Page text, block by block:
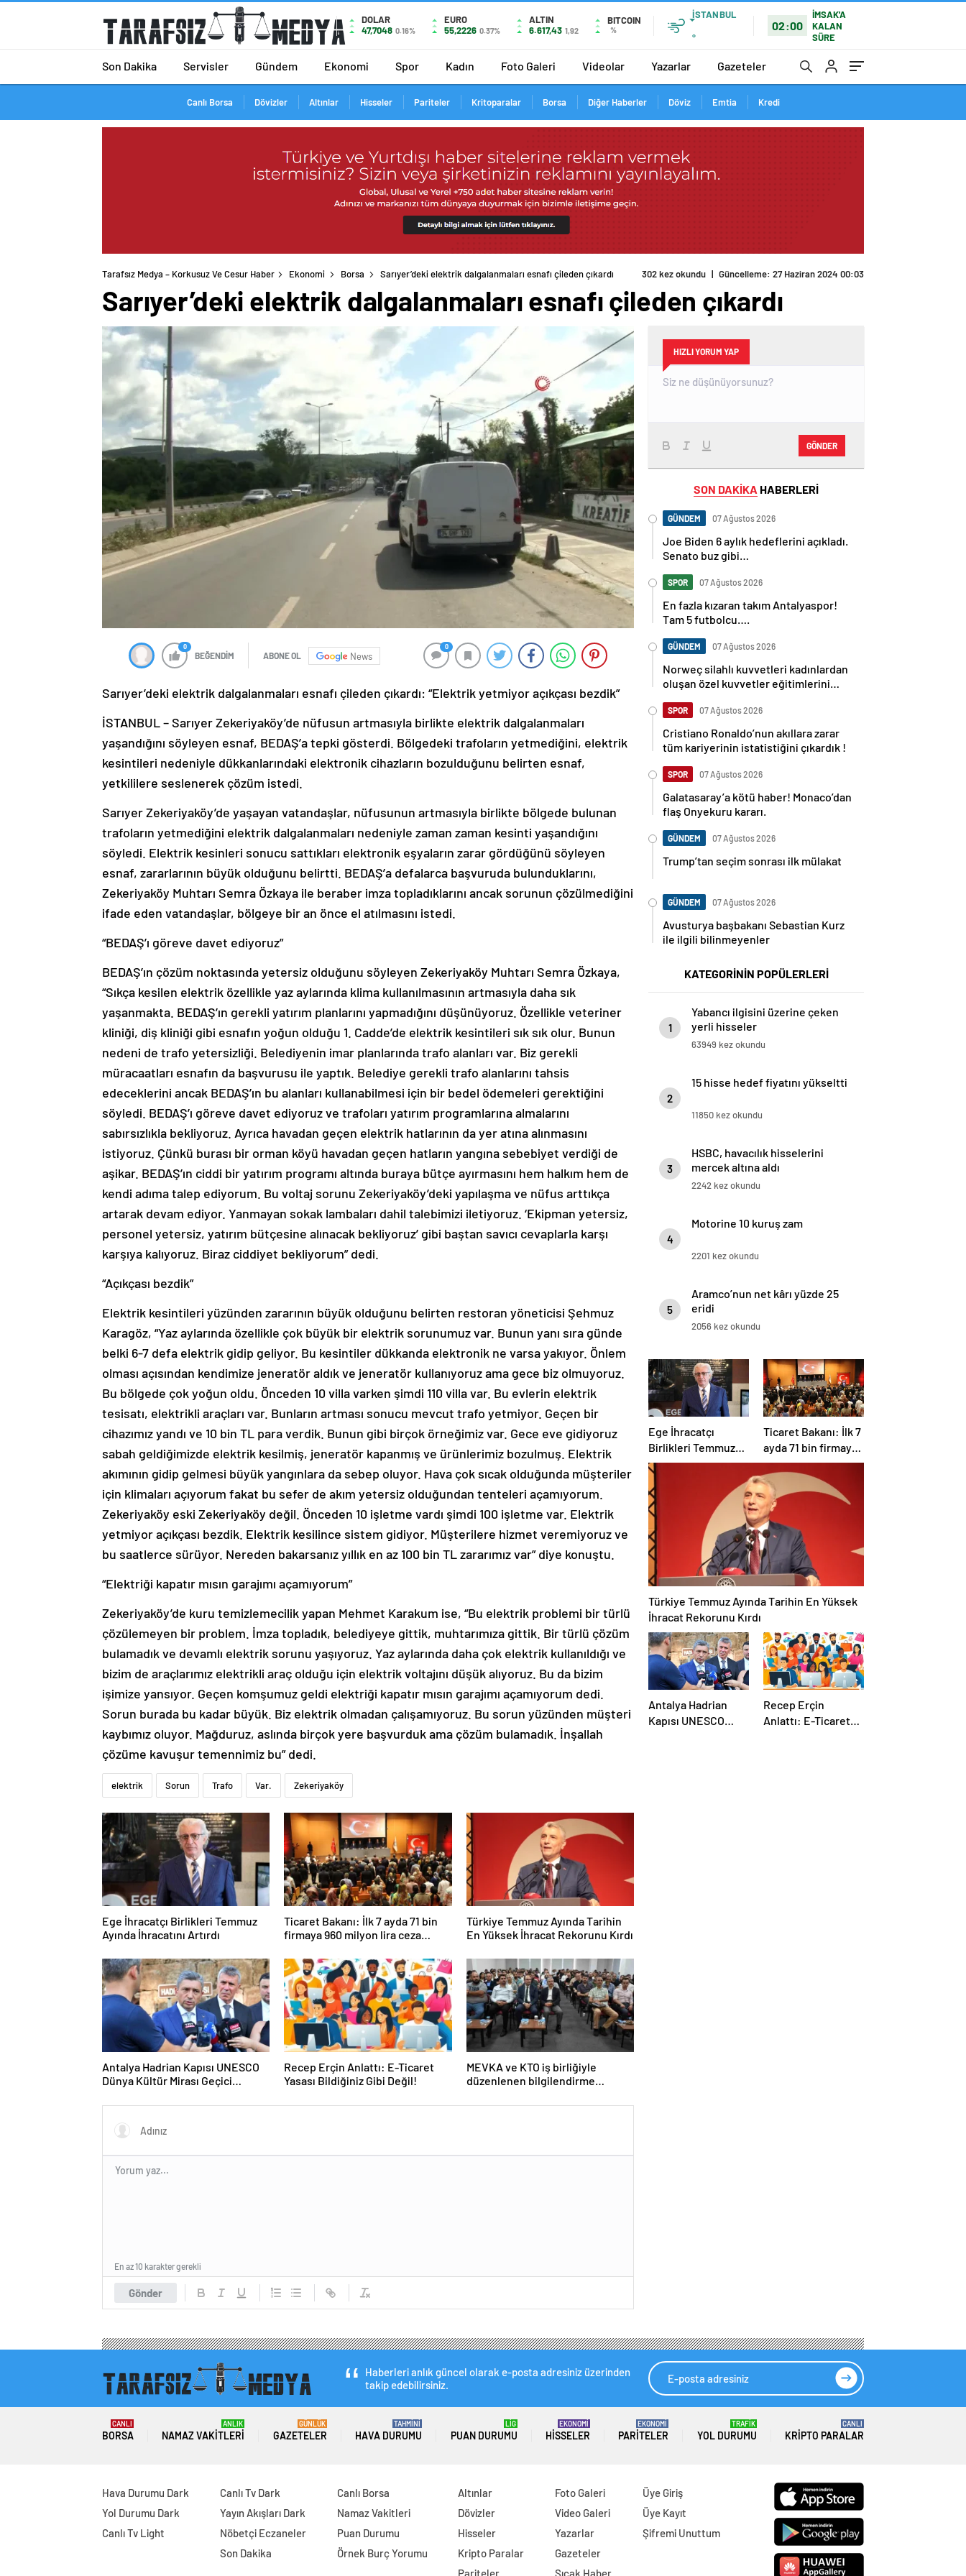
DOLAR
47,7048 0.16%
EURO
55,2226 0.37%
ALTIN
6.617,43 1,92
BITCOIN
%
İSTANBUL
°
02:00
İMSAK'A
KALAN
SÜRE
Son Dakika Servisler Gündem Ekonomi Spor Kadın Foto Galeri Videolar Yazarlar Gazeteler
Canlı Borsa Dövizler Altınlar Hisseler Pariteler Kritoparalar Borsa Diğer Haberler Döviz Emtia Kredi
Tarafsız Medya – Korkusuz Ve Cesur Haber Ekonomi Borsa Sarıyer’deki elektrik dalgalanmaları esnafı çileden çıkardı 302 kez okundu | Güncelleme: 27 Haziran 2024 00:03
Sarıyer’deki elektrik dalgalanmaları esnafı çileden çıkardı
0
BEĞENDİM ABONE OL News
0
Sarıyer’deki elektrik dalgalanmaları esnafı çileden çıkardı: “Elektrik yetmiyor açıkçası bezdik”
İSTANBUL – Sarıyer Zekeriyaköy’de nüfusun artmasıyla birlikte elektrik dalgalanmaları
yaşandığını söyleyen esnaf, BEDAŞ’a tepki gösterdi. Bölgedeki trafoların yetmediğini, elektrik
kesintileri nedeniyle dükkanlarındaki elektronik cihazların bozulduğunu belirten esnaf,
yetkililere seslenerek çözüm istedi.
Sarıyer Zekeriyaköy’de yaşayan vatandaşlar, nüfusunun artmasıyla birlikte bölgede bulunan
trafoların yetmediğini elektrik dalgalanmaları nedeniyle zaman zaman kesinti yaşandığını
söyledi. Elektrik kesinleri sonucu sattıkları elektronik eşyaların zarar gördüğünü söyleyen
esnaf, zararlarının büyük olduğunu belirtti. BEDAŞ’a defalarca başvuruda bulunduklarını,
Zekeriyaköy Muhtarı Semra Özkaya ile beraber imza topladıklarını ancak sorunun çözülmediğini
ifade eden vatandaşlar, bölgeye bir an önce el atılmasını istedi.
“BEDAŞ’ı göreve davet ediyoruz”
BEDAŞ’ın çözüm noktasında yetersiz olduğunu söyleyen Zekeriyaköy Muhtarı Semra Özkaya,
“Sıkça kesilen elektrik özellikle yaz aylarında klima kullanılmasının artmasıyla daha sık
yaşanmakta. BEDAŞ’ın gerekli yatırım planlarını yapmadığını düşünüyoruz. Özellikle veteriner
kliniği, diş kliniği gibi esnafın yoğun olduğu 1. Cadde’de elektrik kesintileri sık sık olur. Bunun
nedeni de trafo yetersizliği. Belediyenin imar planlarında trafo alanları var. Biz gerekli
müracaatları esnafın da başvurusu ile yaptık. Belediye gerekli trafo alanlarını tahsis
edeceklerini ancak BEDAŞ’ın bu alanları kullanabilmesi için bir bedel ödemeleri gerektiğini
söyledi. BEDAŞ’ı göreve davet ediyoruz ve trafoları yatırım programlarına almalarını
sabırsızlıkla bekliyoruz. Ayrıca havadan geçen elektrik hatlarının da yer atına alınmasını
istiyoruz. Çünkü burası bir orman köyü havadan geçen hatların yangına sebebiyet verdiği de
aşikar. BEDAŞ’ın ciddi bir yatırım programı altında buraya bütçe ayırmasını hem halkım hem de
kendi adıma talep ediyorum. Bu voltaj sorunu Zekeriyaköy’deki yapılaşma ve nüfus arttıkça
artarak devam ediyor. Yanmayan sokak lambaları dahil talebimizi iletiyoruz. ‘Ekipman yetersiz,
personel yetersiz, yatırım bütçesine alınacak bekliyoruz’ gibi baştan savıcı cevaplarla karşı
karşıya kalıyoruz. Biraz ciddiyet bekliyorum” dedi.
“Açıkçası bezdik”
Elektrik kesintileri yüzünden zararının büyük olduğunu belirten restoran yöneticisi Şehmuz
Karagöz, “Yaz aylarında özellikle çok büyük bir elektrik sorunumuz var. Bunun yanı sıra günde
belki 6-7 defa elektrik gidip geliyor. Bu kesintiler dükkanda elektronik ne varsa yakıyor. Önlem
olması açısından kendimize jeneratör aldık ve jeneratör kullanıyoruz ama gece biz olmuyoruz.
Bu bölgede çok yoğun oldu. Önceden 10 villa varken şimdi 110 villa var. Bu evlerin elektrik
tesisatı, elektrikli araçları var. Bunların artması sonucu mevcut trafo yetmiyor. Geçen bir
cihazımız yandı ve 10 bin TL para verdik. Bunun gibi birçok örneğimiz var. Gece eve gidiyoruz
sabah geldiğimizde elektrik kesilmiş, jeneratör kapanmış ve ürünlerimiz bozulmuş. Elektrik
akımının gidip gelmesi büyük yangınlara da sebep oluyor. Hava çok sıcak olduğunda müşteriler
için klimaları açıyorum fakat bu sefer de akım yetersiz olduğundan tenteleri açamıyorum.
Zekeriyaköy eski Zekeriyaköy değil. Önceden 10 işletme vardı şimdi 100 işletme var. Elektrik
yetmiyor açıkçası bezdik. Elektrik kesilince sistem gidiyor. Müşterilere hizmet veremiyoruz ve
bu saatlerce sürüyor. Nereden bakarsanız yıllık en az 100 bin TL zararımız var” diye konuştu.
“Elektriği kapatır mısın garajımı açamıyorum”
Zekeriyaköy’de kuru temizlemecilik yapan Mehmet Karakum ise, “Bu elektrik problemi bir türlü
çözülemeyen bir problem. İmza topladık, belediyeye gittik, muhtarımıza gittik. Bir türlü çözüm
bulamadık ve devamlı elektrik sorunu yaşıyoruz. Yaz aylarında daha çok elektrik kullanıldığı ve
bizim de araçlarımız elektrikli araç olduğu için elektrik voltajını düşük alıyoruz. Bu da bizim
işimize yansıyor. Geçen komşumuz geldi elektriği kapatır mısın garajımı açamıyorum dedi.
Sorun burada bu kadar büyük. Biz elektrik olmadan çalışamıyoruz. Bu sorun yüzünden müşteri
kaybımız oluyor. Mağduruz, aslında birçok yere başvurduk ama çözüm bulamadık. İnşallah
çözüme kavuşur temennimiz bu” dedi.
elektrik Sorun Trafo Var. Zekeriyaköy
Ege İhracatçı Birlikleri Temmuz
Ayında İhracatını Artırdı
Ticaret Bakanı: İlk 7 ayda 71 bin
firmaya 960 milyon lira ceza
Türkiye Temmuz Ayında Tarihin
En Yüksek İhracat Rekorunu Kırdı
Antalya Hadrian Kapısı UNESCO
Dünya Kültür Mirası Geçici
Recep Erçin Anlattı: E-Ticaret
Yasası Bildiğiniz Gibi Değil!
MEVKA ve KTO iş birliğiyle
düzenlenen bilgilendirme
Gönder
En az 10 karakter gerekli
HIZLI YORUM YAP
GÖNDER
SON DAKİKA HABERLERİ
GÜNDEM 07 Ağustos 2026
Joe Biden 6 aylık hedeflerini açıkladı.
Senato buz gibi…
SPOR 07 Ağustos 2026
En fazla kızaran takım Antalyaspor!
Tam 5 futbolcu….
GÜNDEM 07 Ağustos 2026
Norweç silahlı kuvvetleri kadınlardan
oluşan özel kuvvetler eğitimlerini
SPOR 07 Ağustos 2026
Cristiano Ronaldo’nun akıllara zarar
tüm kariyerinin istatistiğini çıkardık !
SPOR 07 Ağustos 2026
Galatasaray’a kötü haber! Monaco’dan
flaş Onyekuru kararı.
GÜNDEM 07 Ağustos 2026
Trump’tan seçim sonrası ilk mülakat
GÜNDEM 07 Ağustos 2026
Avusturya başbakanı Sebastian Kurz
ile ilgili bilinmeyenler
KATEGORİNİN POPÜLERLERİ
1
Yabancı ilgisini üzerine çeken
yerli hisseler
63949 kez okundu
2
15 hisse hedef fiyatını yükseltti
11850 kez okundu
3
HSBC, havacılık hisselerini
mercek altına aldı
2242 kez okundu
4
Motorine 10 kuruş zam
2201 kez okundu
5
Aramco’nun net kârı yüzde 25
eridi
2056 kez okundu
Ege İhracatçı
Birlikleri Temmuz
Ayında İhracatını
Ticaret Bakanı: İlk 7
ayda 71 bin firmaya
960 milyon lira ceza
uygulandı
Türkiye Temmuz Ayında Tarihin En Yüksek
İhracat Rekorunu Kırdı
Antalya Hadrian
Kapısı UNESCO
Recep Erçin
Anlattı: E-Ticaret
Haberleri anlık güncel olarak e-posta adresiniz üzerinden
takip edebilirsiniz.
BORSA
CANLI
NAMAZ VAKITLERI
ANLIK
GAZETELER
GÜNLÜK
HAVA DURUMU
TAHMİNİ
PUAN DURUMU
LİG
HISSELER
EKONOMİ
PARITELER
EKONOMİ
YOL DURUMU
TRAFİK
KRIPTO PARALAR
CANLI
Hava Durumu Dark
Yol Durumu Dark
Canlı Tv Light
Canlı Tv Dark
Yayın Akışları Dark
Nöbetçi Eczaneler
Son Dakika
Canlı Borsa
Namaz Vakitleri
Puan Durumu
Örnek Burç Yorumu
Altınlar
Dövizler
Hisseler
Kripto Paralar
Pariteler
Foto Galeri
Video Galeri
Yazarlar
Gazeteler
Sıcak Haber
Üye Giriş
Üye Kayıt
Şifremi Unuttum